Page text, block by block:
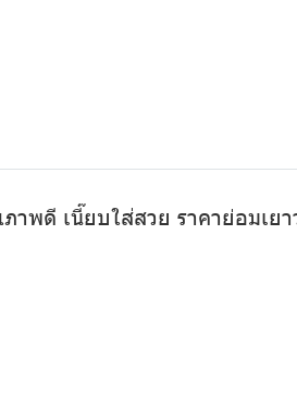
าพดี เนี๊ยบใส่สวย ราคาย่อมเย